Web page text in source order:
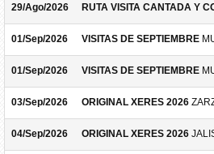
29/Ago/2026 RUTA VISITA CANTADA Y
01/Sep/2026 VISITAS DE SEPTIEMBRE
01/Sep/2026 VISITAS DE SEPTIEMBRE
03/Sep/2026 ORIGINAL XERES 2026
04/Sep/2026 ORIGINAL XERES 2026